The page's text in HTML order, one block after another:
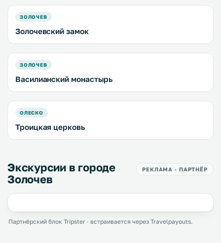
ЗОЛОЧЕВ
Золочевский замок
ЗОЛОЧЕВ
Василианский монастырь
ОЛЕСКО
Троицкая церковь
Экскурсии в городе
Золочев
РЕКЛАМА · ПАРТНЁР
Партнёрский блок Tripster · встраивается через Travelpayouts.